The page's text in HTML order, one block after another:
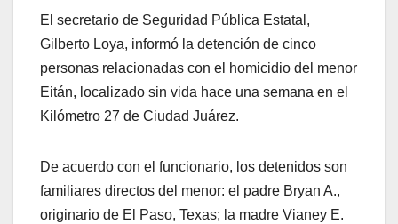
El secretario de Seguridad Pública Estatal,
Gilberto Loya, informó la detención de cinco
personas relacionadas con el homicidio del menor
Eitán, localizado sin vida hace una semana en el
Kilómetro 27 de Ciudad Juárez.
De acuerdo con el funcionario, los detenidos son
familiares directos del menor: el padre Bryan A.,
originario de El Paso, Texas; la madre Vianey E.